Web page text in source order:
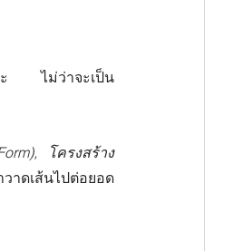
โครงสร้าง
าดเส้นไปต่อยอด